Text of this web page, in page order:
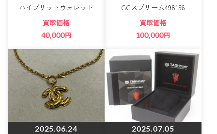
ハイブリットウォレット
買取価格
40,000円
GGスプリーム498156
買取価格
100,000円
2025.06.24 2025.07.05